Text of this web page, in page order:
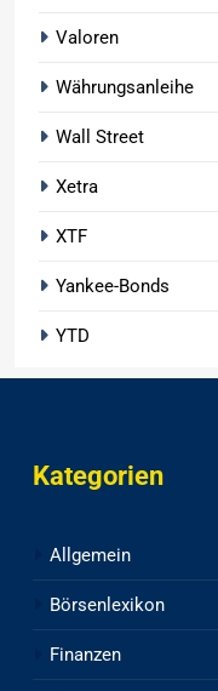
Valoren
Währungsanleihe
Wall Street
Xetra
XTF
Yankee-Bonds
YTD
Kategorien
Allgemein
Börsenlexikon
Finanzen